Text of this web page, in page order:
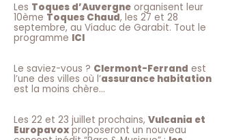
Les Toques d’Auvergne organisent leur
10ème Toques Chaud, les 27 et 28
septembre, au Viaduc de Garabit. Tout le
programme ICI
Le saviez-vous ? Clermont-Ferrand est
l’une des villes où l’assurance habitation
est la moins chère…
Les 22 et 23 juillet prochains, Vulcania et
Europavox proposeront un nouveau